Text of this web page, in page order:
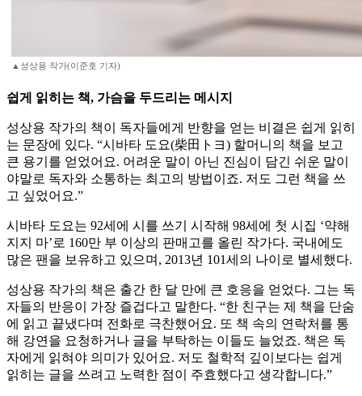
▲성상용 작가(이준호 기자)
쉽게 읽히는 책, 가슴을 두드리는 메시지
성상용 작가의 책이 독자들에게 반향을 얻는 비결은 쉽게 읽히
는 문장에 있다. “시바타 도요(柴田トヨ) 할머니의 책을 보고
큰 용기를 얻었어요. 어려운 말이 아닌 진심이 담긴 쉬운 말이
야말로 독자와 소통하는 최고의 방법이죠. 저도 그런 책을 쓰
고 싶었어요.”
시바타 도요는 92세에 시를 쓰기 시작해 98세에 첫 시집 ‘약해
지지 마’로 160만 부 이상의 판매고를 올린 작가다. 국내에도
많은 팬을 보유하고 있으며, 2013년 101세의 나이로 별세했다.
성상용 작가의 책은 출간 한 달 만에 큰 호응을 얻었다. 그는 독
자들의 반응이 가장 즐겁다고 말한다. “한 친구는 제 책을 단숨
에 읽고 끝냈다며 전화로 극찬했어요. 또 책 속의 연락처를 통
해 강연을 요청하거나 글을 부탁하는 이들도 늘었죠. 책은 독
자에게 읽혀야 의미가 있어요. 저도 철학적 깊이보다는 쉽게
읽히는 글을 쓰려고 노력한 점이 주효했다고 생각합니다.”